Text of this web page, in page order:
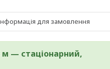
для замовлення
м — стаціонарний,